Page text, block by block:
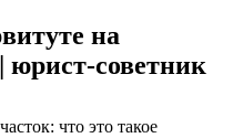
на
юрист-советник
что это такое